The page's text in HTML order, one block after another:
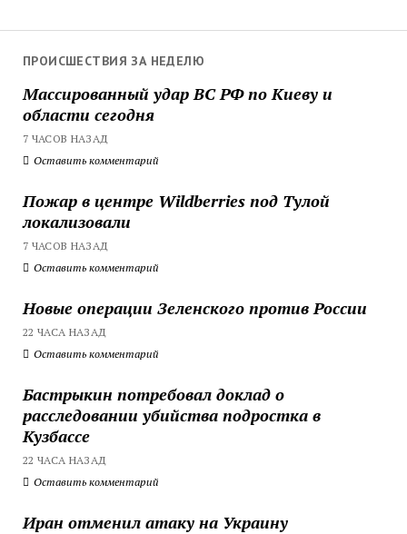
ПРОИСШЕСТВИЯ ЗА НЕДЕЛЮ
Массированный удар ВС РФ по Киеву и
области сегодня
7 ЧАСОВ НАЗАД
Оставить комментарий
Пожар в центре Wildberries под Тулой
локализовали
7 ЧАСОВ НАЗАД
Оставить комментарий
Новые операции Зеленского против России
22 ЧАСА НАЗАД
Оставить комментарий
Бастрыкин потребовал доклад о
расследовании убийства подростка в
Кузбассе
22 ЧАСА НАЗАД
Оставить комментарий
Иран отменил атаку на Украину